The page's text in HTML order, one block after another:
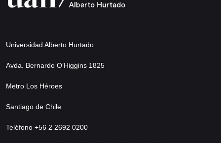
Universidad Alberto Hurtado
Avda. Bernardo O’Higgins 1825
Metro Los Héroes
Santiago de Chile
Teléfono +56 2 2692 0200